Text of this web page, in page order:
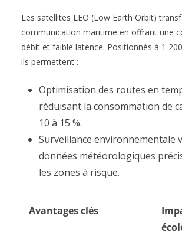
Les satellites LEO (Low Earth Orbit)
communication maritime en offrant une
débit et faible latence. Positionnés à 1
ils permettent :
Optimisation des routes en
réduisant la consommation de
10 à 15 %.
Surveillance environnementale
données météorologiques
les zones à risque.
Avantages clés